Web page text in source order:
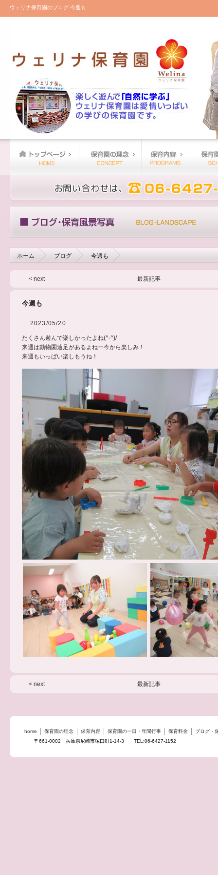
ウェリナ保育園のブログ 今週も
ホーム ブログ 今週も
< next 最新記事
今週も
2023/05/20
たくさん遊んで楽しかったよね(^-^)/
来週は動物園遠足があるよねー今から楽しみ！
来週もいっぱい楽しもうね！
< next 最新記事
home 保育園の理念 保育内容 保育園の一日・年間行事 保育料金
ブログ・
〒661-0002 兵庫県尼崎市塚口町1-14-3 TEL:06-6427-1152